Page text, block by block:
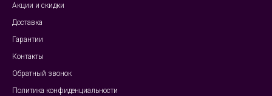
Акции и скидки
Доставка
Гарантии
Контакты
Обратный звонок
Политика конфиденциальности